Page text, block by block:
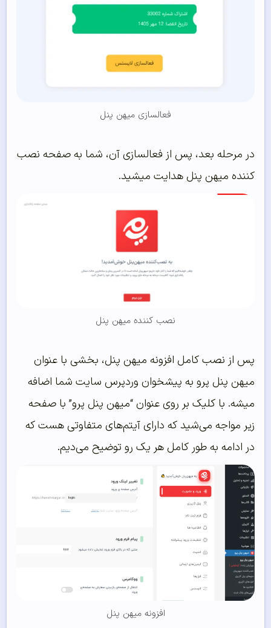
فعالسازی میهن پنل
در مرحله بعد، پس از فعالسازی آن، شما به صفحه نصب
کننده میهن پنل هدایت میشید.
نصب کننده میهن پنل
پس از نصب کامل افزونه میهن پنل، بخشی با عنوان
میهن پنل پرو به پیشخوان وردپرس سایت شما اضافه
میشه. با کلیک بر روی عنوان “میهن پنل پرو” با صفحه
زیر مواجه می‌شید که دارای آیتم‌های متفاوتی هست که
در ادامه به طور کامل هر یک رو توضیح می‌دیم.
افزونه میهن پنل